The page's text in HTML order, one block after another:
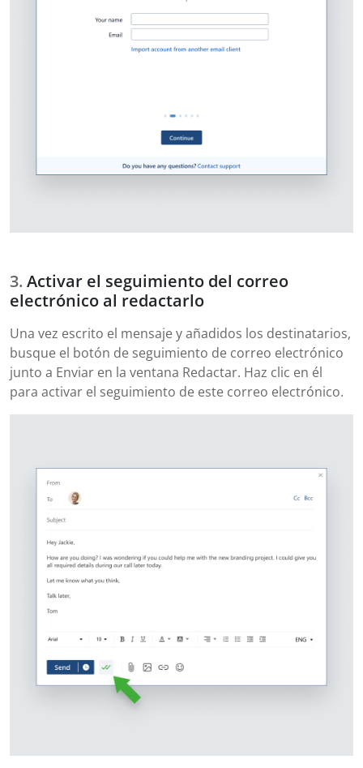
Activar el seguimiento del correo
electrónico al redactarlo
Una vez escrito el mensaje y añadidos los destinatarios,
busque el botón de seguimiento de correo electrónico
junto a Enviar en la ventana Redactar. Haz clic en él
para activar el seguimiento de este correo electrónico.